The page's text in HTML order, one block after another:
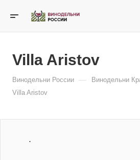
Villa Aristov
Винодельни России — Винодельни
Villa Aristov
.